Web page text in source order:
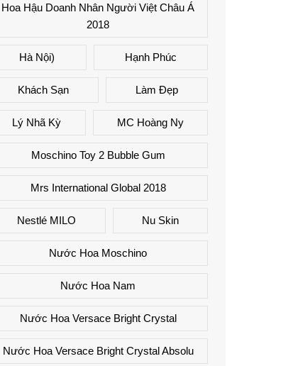
Hoa Hậu Doanh Nhân Người Việt Châu Á
2018
Hà Nội) Hạnh Phúc
Khách Sạn Làm Đẹp
Lý Nhã Kỳ MC Hoàng Ny
Moschino Toy 2 Bubble Gum
Mrs International Global 2018
Nestlé MILO Nu Skin
Nước Hoa Moschino
Nước Hoa Nam
Nước Hoa Versace Bright Crystal
Nước Hoa Versace Bright Crystal Absolu